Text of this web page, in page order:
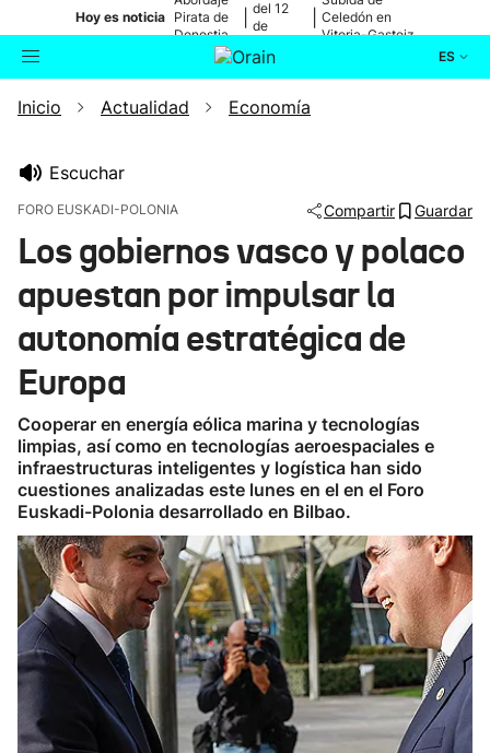
Hoy es noticia Pirata de
Donostia
del 12
de
Celedón en
Vitoria-Gasteiz
ES
Buscador Actualidad
Ikusmiran
Eguraldia
Inicio Actualidad Economía
Escuchar
FORO EUSKADI-POLONIA Compartir Guardar
Los gobiernos vasco y polaco
apuestan por impulsar la
autonomía estratégica de
Europa
Cooperar en energía eólica marina y tecnologías
limpias, así como en tecnologías aeroespaciales e
infraestructuras inteligentes y logística han sido
cuestiones analizadas este lunes en el en el Foro
Euskadi-Polonia desarrollado en Bilbao.